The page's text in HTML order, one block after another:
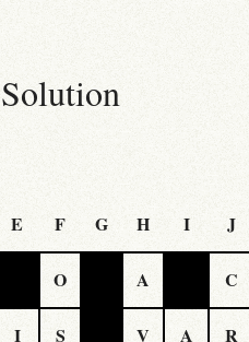
Solution
E F G H I J
O A C
I S V A R